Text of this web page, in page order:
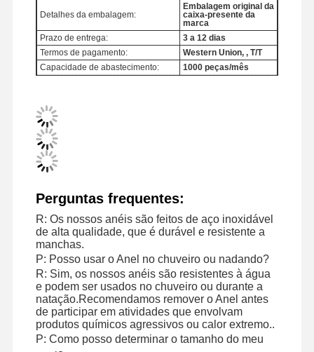
Para Casa
Visita À
Fábrica
Controle De
Qualidade
Contacte-
Nos
Casos Blogue
Solicite Um
Orçamento
Detalhes da embalagem:
Embalagem original da
caixa-presente da
marca
Prazo de entrega:
3 a 12 dias
Termos de pagamento:
Western Union, , T/T
Capacidade de abastecimento:
1000 peças/mês
Perguntas frequentes:
R: Os nossos anéis são feitos de aço inoxidável
de alta qualidade, que é durável e resistente a
manchas.
P: Posso usar o Anel no chuveiro ou nadando?
R: Sim, os nossos anéis são resistentes à água
e podem ser usados no chuveiro ou durante a
natação.Recomendamos remover o Anel antes
de participar em atividades que envolvam
produtos químicos agressivos ou calor extremo..
P: Como posso determinar o tamanho do meu